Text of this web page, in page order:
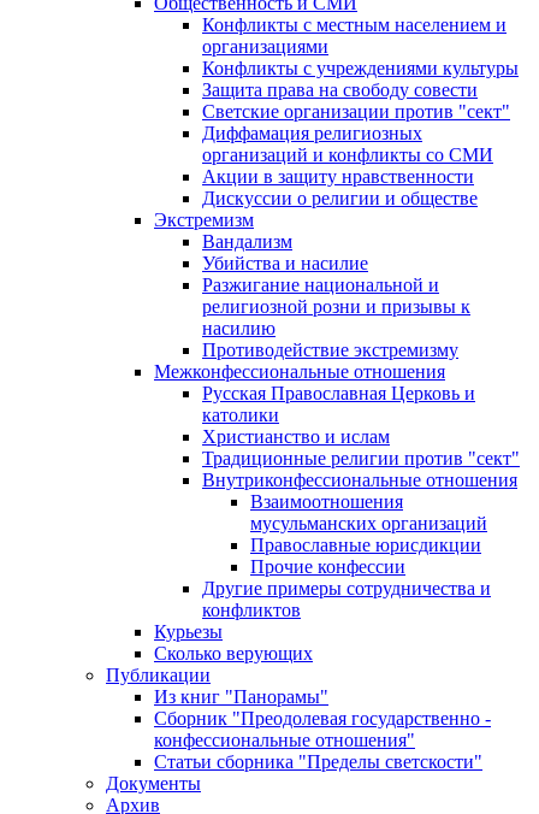
Конфликты с местным населением и
организациями
Конфликты с учреждениями культуры
Защита права на свободу совести
Светские организации против "сект"
Диффамация религиозных
организаций и конфликты со СМИ
Акции в защиту нравственности
Дискуссии о религии и обществе
Экстремизм
Вандализм
Убийства и насилие
Разжигание национальной и
религиозной розни и призывы к
насилию
Противодействие экстремизму
Межконфессиональные отношения
Русская Православная Церковь и
католики
Христианство и ислам
Традиционные религии против "сект"
Внутриконфессиональные отношения
Взаимоотношения
мусульманских организаций
Православные юрисдикции
Прочие конфессии
Другие примеры сотрудничества и
конфликтов
Курьезы
Сколько верующих
Публикации
Из книг "Панорамы"
Сборник "Преодолевая государственно -
конфессиональные отношения"
Статьи сборника "Пределы светскости"
Документы
Архив